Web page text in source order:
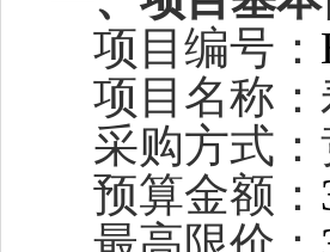
项目编号：
项目名称：
采购方式
预算金额：